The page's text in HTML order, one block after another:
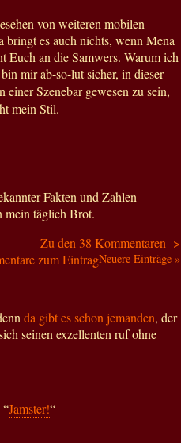
von weiteren mobilen
bringt es auch nichts, wenn Mena
Euch an die Samwers. Warum ich
mir ab-so-lut sicher, in dieser
Szenebar gewesen zu sein,
mein Stil.
Fakten und Zahlen
mein täglich Brot.
Zu den 38 Kommentaren ->
Neuere Einträge »
zum Eintrag
da gibt es schon jemanden, der
seinen exzellenten ruf ohne
Jamster!“